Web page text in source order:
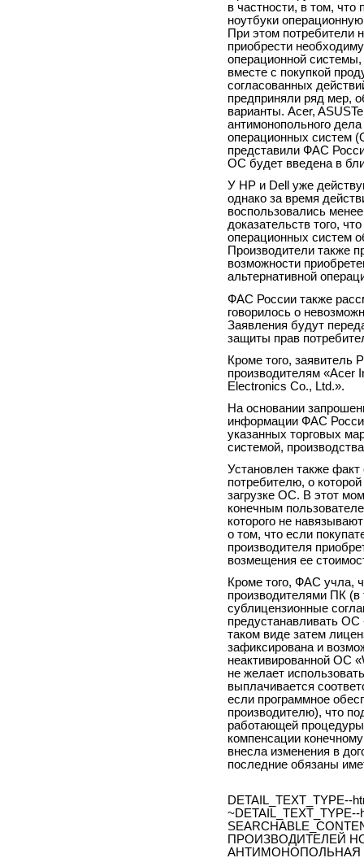
в частности, в том, что
ноутбуки
При этом потребители
приобрести
операционной
вместе с покупкой
согласованных
предприняли ряд мер,
варианты. Асеr,
антимонопольного
операционных систем
представили ФАС
ОС будет введена в
У HP и Dell уже
однако за время
воспользовались
доказательств того,
операционных систем
Производители также
возможности
альтернативной
ФАС России также
говорилось о
Заявления будут
защиты прав
Кроме того, заявитель
производителям «Асеr
Electronics Co., Ltd.».
На основании
информации ФАС
указанных торговых
системой,
Установлен также
потребителю, о
загрузке ОС. В этот
конечным
которого не
о том, что если
производителя
возмещения ее
Кроме того, ФАС учла,
производителями ПК
сублицензионные
предустанавливать
таком виде затем
зафиксирована и
неактивированной ОС
не желает
выплачивается
если программное
производителю), что
работающей
компенсации
внесла изменения в
последние обязаны
DETAIL_TEXT_TYPE--
~DETAIL_TEXT_TYPE--
ПРОИЗВОДИТЕЛЕЙ
АНТИМОНОПОЛЬНАЯ